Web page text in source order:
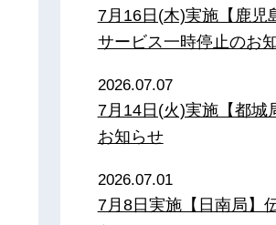
7月16日(木)実施【鹿児
サービス一時停止のお
2026.07.07
7月14日(火)実施【都城
お知らせ
2026.07.01
7月8日実施【日南局】